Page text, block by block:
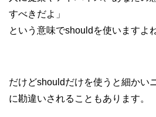
すべきだよ」
という意味でshouldを使いますよ
だけどshouldだけを使うと細かい
に勘違いされることもあります。